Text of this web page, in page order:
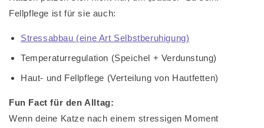
Fellpflege ist für sie auch:
Stressabbau (eine Art Selbstberuhigung)
Temperaturregulation (Speichel + Verdunstung)
Haut- und Fellpflege (Verteilung von Hautfetten)
Fun Fact für den Alltag:
Wenn deine Katze nach einem stressigen Moment